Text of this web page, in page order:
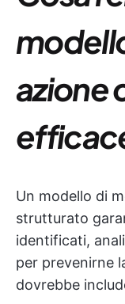
azione
Un modello di
strutturato
identificati,
per prevenirne
dovrebbe